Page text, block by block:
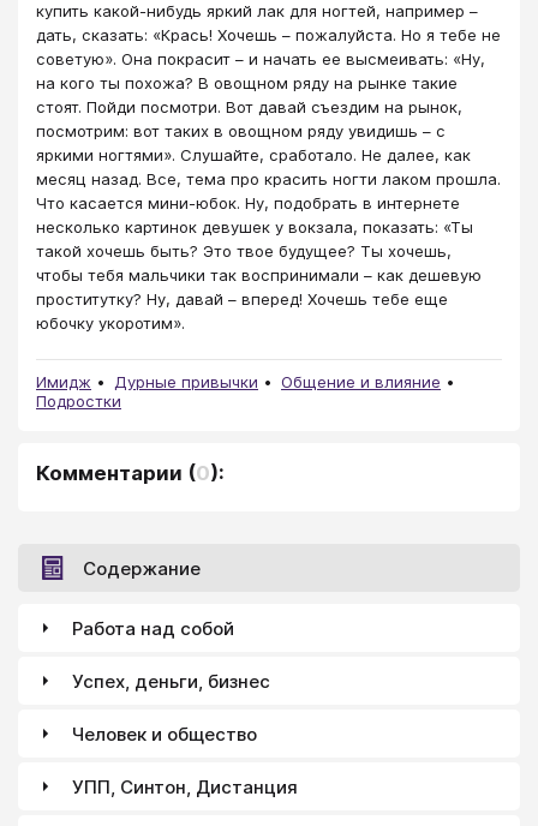
купить какой-нибудь яркий лак для ногтей, например –
дать, сказать: «Крась! Хочешь – пожалуйста. Но я тебе не
советую». Она покрасит – и начать ее высмеивать: «Ну,
на кого ты похожа? В овощном ряду на рынке такие
стоят. Пойди посмотри. Вот давай съездим на рынок,
посмотрим: вот таких в овощном ряду увидишь – с
яркими ногтями». Слушайте, сработало. Не далее, как
месяц назад. Все, тема про красить ногти лаком прошла.
Что касается мини-юбок. Ну, подобрать в интернете
несколько картинок девушек у вокзала, показать: «Ты
такой хочешь быть? Это твое будущее? Ты хочешь,
чтобы тебя мальчики так воспринимали – как дешевую
проститутку? Ну, давай – вперед! Хочешь тебе еще
юбочку укоротим».
Имидж Дурные привычки
Общение и влияние
Подростки
Комментарии (0):
Содержание
Работа над собой
Успех, деньги, бизнес
Человек и общество
УПП, Синтон, Дистанция